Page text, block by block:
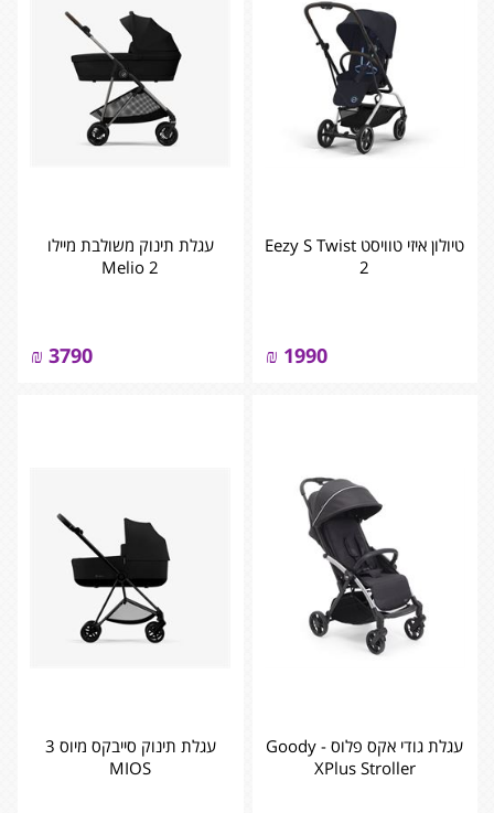
טיולון איזי טוויסט Eezy S Twist
2
1990
₪
עגלת תינוק משולבת מיילו
Melio 2
3790
₪
עגלת גודי אקס פלוס - Goody
XPlus Stroller
עגלת תינוק סייבקס מיוס 3
MIOS